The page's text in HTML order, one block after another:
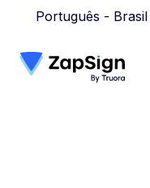
Português - Brasil